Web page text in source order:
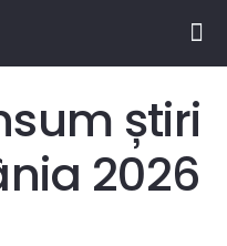
știri
2026